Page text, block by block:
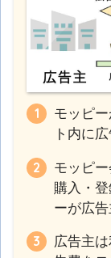
モッピ
ト内に
モッピ
購入・
ーが広告
広告主